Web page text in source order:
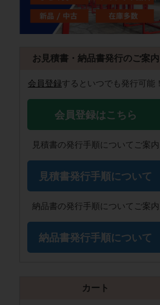
お見積書・納品書発行のご案内
会員登録するといつでも発行可能！
会員登録はこちら
見積書の発行手順についてご案内
見積書発行手順について
納品書の発行手順についてご案内
納品書発行手順について
カート